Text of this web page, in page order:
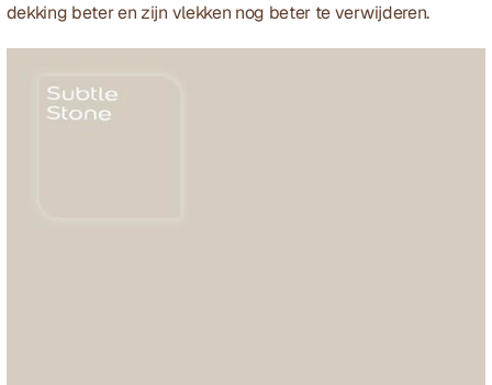
dekking beter en zijn vlekken nog beter te verwijderen.